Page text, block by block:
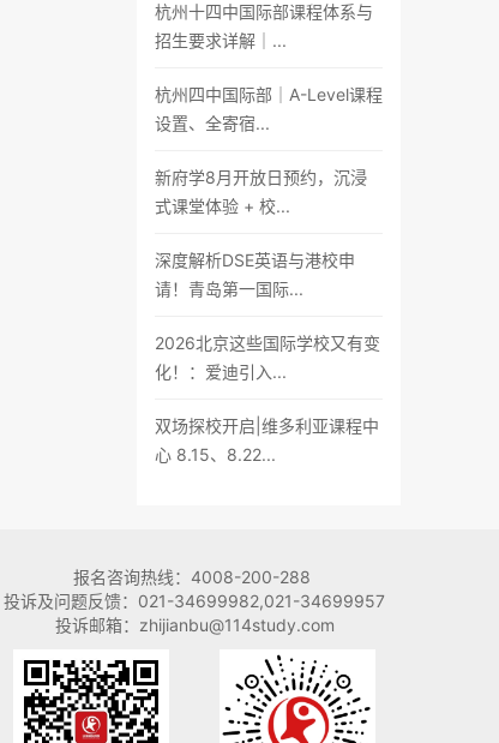
杭州十四中国际部课程体系与
招生要求详解｜...
杭州四中国际部｜A-Level课程
设置、全寄宿...
新府学8月开放日预约，沉浸
式课堂体验 + 校...
深度解析DSE英语与港校申
请！青岛第一国际...
2026北京这些国际学校又有变
化！：爱迪引入...
双场探校开启|维多利亚课程中
心 8.15、8.22...
报名咨询热线： 4008-200-288
投诉及问题反馈： 021-34699982,021-34699957
投诉邮箱： zhijianbu@114study.com